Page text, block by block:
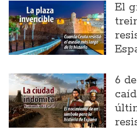
El
6